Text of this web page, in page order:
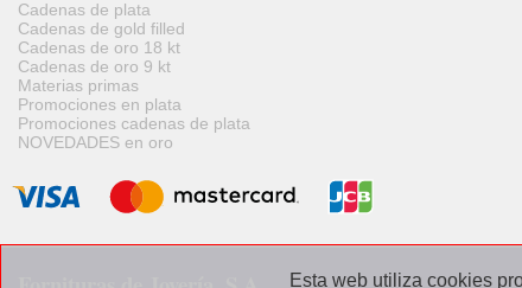
Cadenas de plata
Cadenas de gold filled
Cadenas de oro 18 kt
Cadenas de oro 9 kt
Materias primas
Promociones en plata
Promociones cadenas de plata
NOVEDADES en oro
Esta web utiliza cookies